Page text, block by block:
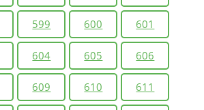
599 600 601
604 605 606
609 610 611